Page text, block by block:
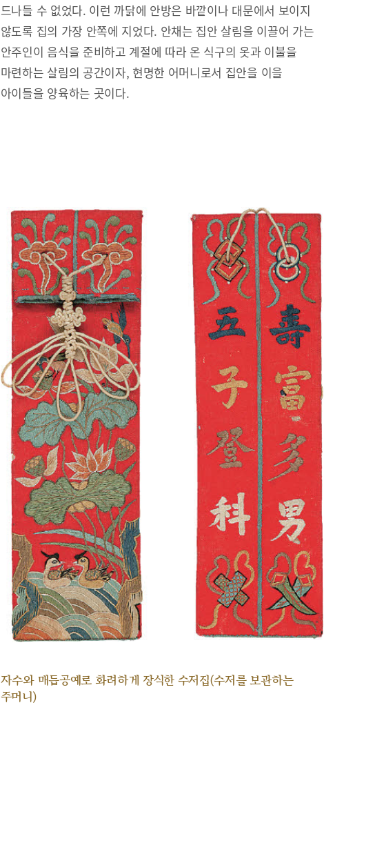
드나들 수 없었다. 이런 까닭에 안방은 바깥이나 대문에서 보이지
않도록 집의 가장 안쪽에 지었다. 안채는 집안 살림을 이끌어 가는
안주인이 음식을 준비하고 계절에 따라 온 식구의 옷과 이불을
마련하는 살림의 공간이자, 현명한 어머니로서 집안을 이을
아이들을 양육하는 곳이다.
자수와 매듭공예로 화려하게 장식한 수저집(수저를 보관하는
주머니)